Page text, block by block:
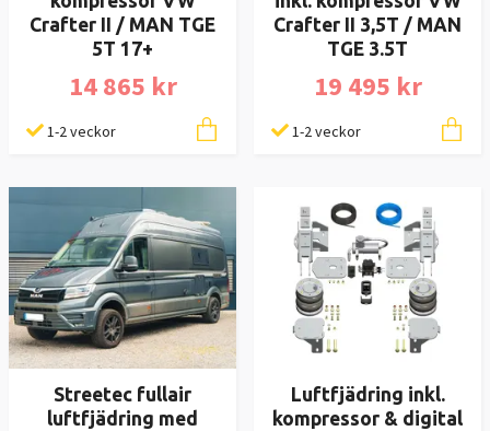
Crafter II / MAN TGE
5T 17+
14 865 kr
1-2 veckor
Crafter II 3,5T / MAN
TGE 3.5T
19 495 kr
1-2 veckor
Streetec fullair
luftfjädring med
Luftfjädring inkl.
kompressor & digital